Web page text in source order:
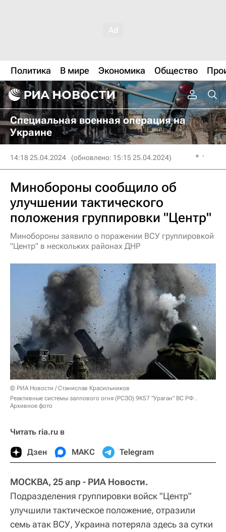
Политика В мире Экономика Общество
Специальная военная операция на
Украине
14:18 25.04.2024 (обновлено: 15:15 25.04.2024)
Минобороны сообщило об
улучшении тактического
положения группировки "Центр"
Минобороны заявило о поражении ВСУ группировкой
"Центр" в нескольких районах ДНР
© РИА Новости / Станислав Красильников
Реактивные системы залпового огня (РСЗО) 9К57 "Ураган" ВС РФ .
Архивное фото
Читать ria.ru в
Дзен МАКС Telegram
МОСКВА, 25 апр - РИА Новости.
Подразделения группировки войск "Центр"
улучшили тактическое положение, отразили
семь атак ВСУ, Украина потеряла здесь за сутки